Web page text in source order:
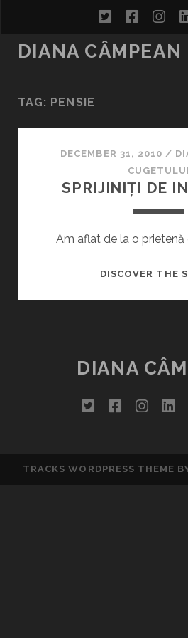
twitter
DIANA CÂMPEAN
TAG: PENSIE
DECEMBER 31, 2010 /
CUGETULUI
SPRIJINIȚI DE
Am aflat de la o prietenă
DISCOVER THE
DIANA
twitterfacebook
TRACKS WORDPRESS THEME